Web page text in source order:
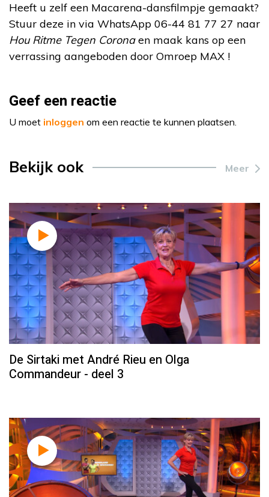
Heeft u zelf een Macarena-dansfilmpje gemaakt?
Stuur deze in via WhatsApp 06-44 81 77 27 naar
Hou Ritme Tegen Coronaen maak kans op een
verrassing aangeboden door Omroep MAX !
Geef een reactie
U moet inloggen om een reactie te kunnen plaatsen.
Bekijk ook Meer
De Sirtaki met André Rieu en Olga
Commandeur - deel 3